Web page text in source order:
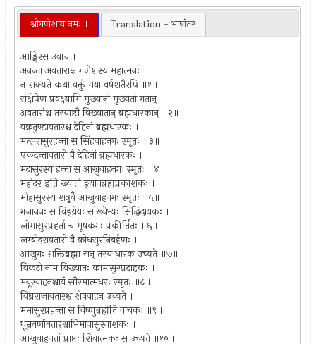
श्रीगणेशाय नमः । Translation - भाषांतर
आङ्गिरस उवाच ।
अनन्ता अवताराश्च गणेशस्य महात्मनः ।
न शक्यते कथां वक्तुं मया वर्षशतैरपि ॥१॥
संक्षेपेण प्रवक्ष्यामि मुख्यानां मुख्यतां गतान् ।
अवतारांश्च तस्याष्टौ विख्यातान् ब्रह्मधारकान् ॥२॥
वक्रतुण्डावतारश्च देहिनां ब्रह्मधारकः ।
मत्सरासुरहन्ता स सिंहवाहनगः स्मृतः ॥३॥
एकदन्तावतारो वै देहिनां ब्रह्मधारकः ।
मदासुरस्य हन्ता स आखुवाहनगः स्मृतः ॥४॥
महोदर इति ख्यातो ङ्य़ानब्रह्मप्रकाशकः ।
मोहासुरस्य शत्रुर्वै आखुवाहनगः स्मृतः ॥५॥
गजाननः स विङ्य़ेयः सांख्येभ्यः सिद्धिदायकः ।
लोभासुरप्रहर्ता च मूषकगः प्रकीर्तितः ॥६॥
लम्बोदरावतारो वै क्रोधसुरनिबर्हणः ।
आखुगः शक्तिब्रह्मा सन् तस्य धारक उच्यते ॥७॥
विकटो नाम विख्यातः कामासुरप्रदाहकः ।
मयूरवाहनश्चायं सौरमात्मधरः स्मृतः ॥८॥
विघ्नराजावतारश्च शेषवाहन उच्यते ।
ममासुरप्रहन्ता स विष्णुब्रह्मेति वाचकः ॥९॥
धूम्रवर्णावतारश्चाभिमानासुरनाशकः ।
आखुवाहनतां प्राप्तः शिवात्मकः स उच्यते ॥१०॥